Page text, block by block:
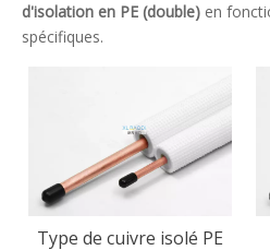
d'isolation en PE (double) en
spécifiques.
Type de cuivre isolé PE